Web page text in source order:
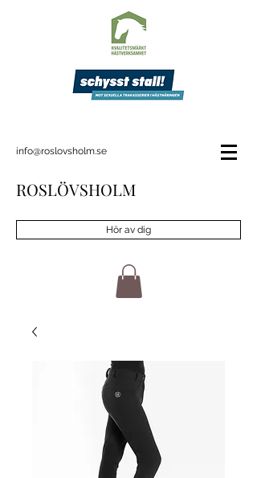
info@roslovsholm.se
ROSLÖVSHOLM
Hör av dig